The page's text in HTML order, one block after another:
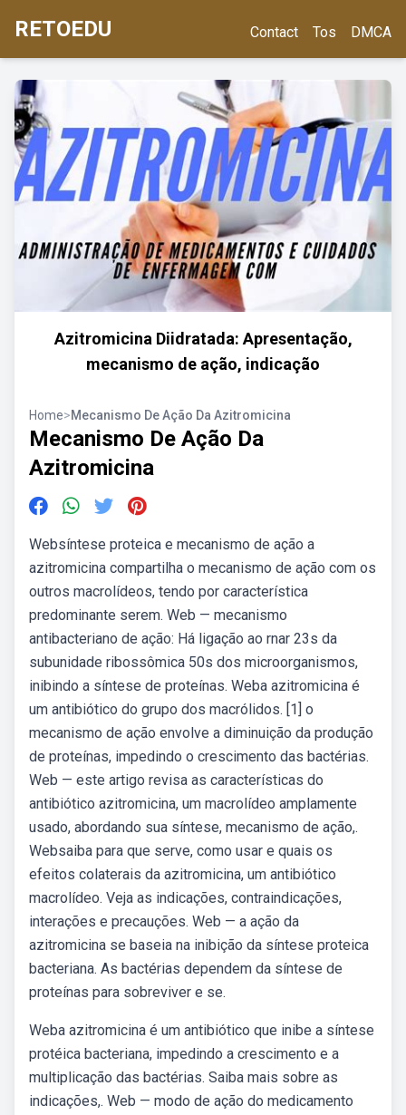
RETOEDU Contact Tos DMCA
Azitromicina Diidratada: Apresentação,
mecanismo de ação, indicação
Home>Mecanismo De Ação Da Azitromicina
Mecanismo De Ação Da
Azitromicina
Websíntese proteica e mecanismo de ação a
azitromicina compartilha o mecanismo de ação com os
outros macrolídeos, tendo por característica
predominante serem. Web — mecanismo
antibacteriano de ação: Há ligação ao rnar 23s da
subunidade ribossômica 50s dos microorganismos,
inibindo a síntese de proteínas. Weba azitromicina é
um antibiótico do grupo dos macrólidos. [1] o
mecanismo de ação envolve a diminuição da produção
de proteínas, impedindo o crescimento das bactérias.
Web — este artigo revisa as características do
antibiótico azitromicina, um macrolídeo amplamente
usado, abordando sua síntese, mecanismo de ação,.
Websaiba para que serve, como usar e quais os
efeitos colaterais da azitromicina, um antibiótico
macrolídeo. Veja as indicações, contraindicações,
interações e precauções. Web — a ação da
azitromicina se baseia na inibição da síntese proteica
bacteriana. As bactérias dependem da síntese de
proteínas para sobreviver e se.
Weba azitromicina é um antibiótico que inibe a síntese
protéica bacteriana, impedindo a crescimento e a
multiplicação das bactérias. Saiba mais sobre as
indicações,. Web — modo de ação do medicamento